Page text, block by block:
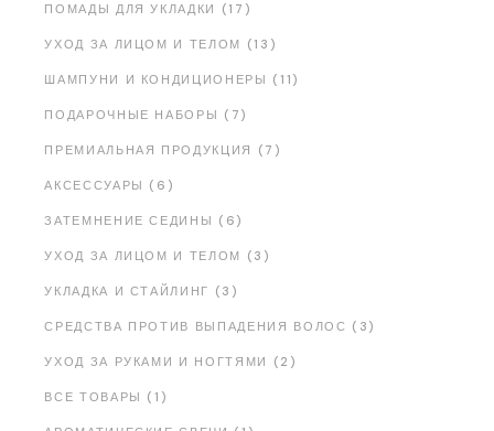
ПОМАДЫ ДЛЯ УКЛАДКИ (17)
УХОД ЗА ЛИЦОМ И ТЕЛОМ (13)
ШАМПУНИ И КОНДИЦИОНЕРЫ (11)
ПОДАРОЧНЫЕ НАБОРЫ (7)
ПРЕМИАЛЬНАЯ ПРОДУКЦИЯ (7)
АКСЕССУАРЫ (6)
ЗАТЕМНЕНИЕ СЕДИНЫ (6)
УХОД ЗА ЛИЦОМ И ТЕЛОМ (3)
УКЛАДКА И СТАЙЛИНГ (3)
СРЕДСТВА ПРОТИВ ВЫПАДЕНИЯ ВОЛОС (3)
УХОД ЗА РУКАМИ И НОГТЯМИ (2)
ВСЕ ТОВАРЫ (1)